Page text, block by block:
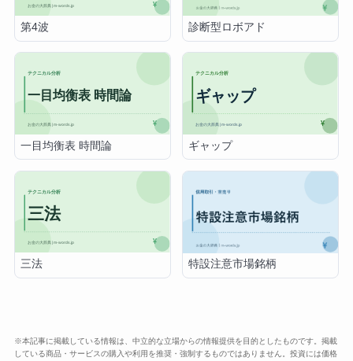
第4波 診断型ロボアド
一目均衡表 時間論 ギャップ
三法 特設注意市場銘柄
※本記事に掲載している情報は、中立的な立場からの情報提供を目的としたものです。掲載
している商品・サービスの購入や利用を推奨・強制するものではありません。投資には価格